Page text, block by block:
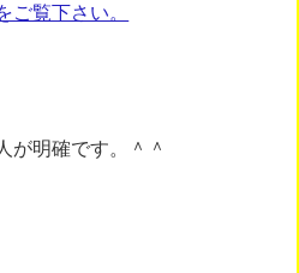
ご覧下さい。
が明確です。＾＾